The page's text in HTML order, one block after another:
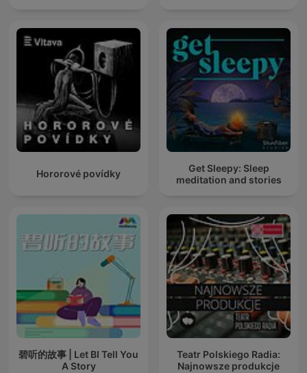
Hororové povídky
Get Sleepy: Sleep
meditation and stories
碧听的故事 | Let BI Tell You
A Story
Teatr Polskiego Radia:
Najnowsze produkcje